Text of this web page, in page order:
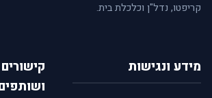
קריפטו, נדל"ן וכלכלת בית.
מידע ונגישות